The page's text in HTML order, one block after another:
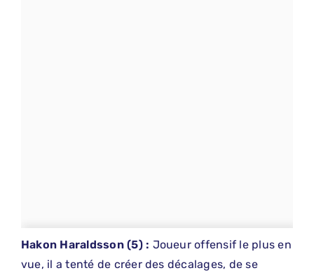
Hakon Haraldsson (5) : Joueur offensif le plus en
vue, il a tenté de créer des décalages, de se